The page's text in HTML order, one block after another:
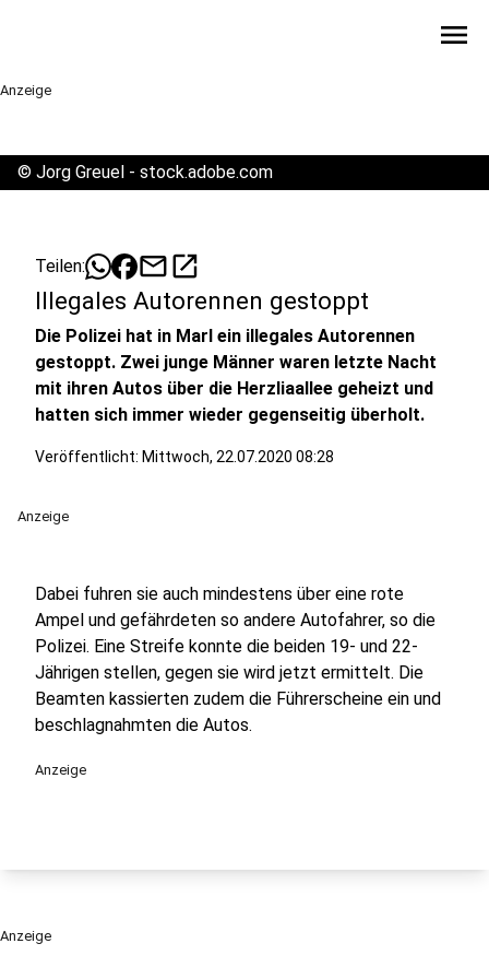
menu
Anzeige
© Jorg Greuel - stock.adobe.com
Teilen: mailopen_in_new
Illegales Autorennen gestoppt
Die Polizei hat in Marl ein illegales Autorennen
gestoppt. Zwei junge Männer waren letzte Nacht
mit ihren Autos über die Herzliaallee geheizt und
hatten sich immer wieder gegenseitig überholt.
Veröffentlicht: Mittwoch, 22.07.2020 08:28
Anzeige
Dabei fuhren sie auch mindestens über eine rote
Ampel und gefährdeten so andere Autofahrer, so die
Polizei. Eine Streife konnte die beiden 19- und 22-
Jährigen stellen, gegen sie wird jetzt ermittelt. Die
Beamten kassierten zudem die Führerscheine ein und
beschlagnahmten die Autos.
Anzeige
Anzeige